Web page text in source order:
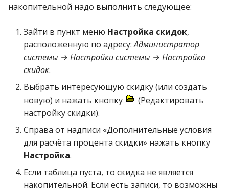
накопительной надо выполнить следующее:
Зайти в пункт меню Настройка скидок,
расположенную по адресу:Администратор
системы → Настройки системы → Настройка
скидок.
Выбрать интересующую скидку (или создать
новую) и нажать кнопку
(Редактировать
настройку скидки).
Справа от надписи «Дополнительные условия
для расчёта процента скидки» нажать кнопку
Настройка.
Если таблица пуста, то скидка не является
накопительной. Если есть записи, то возможны